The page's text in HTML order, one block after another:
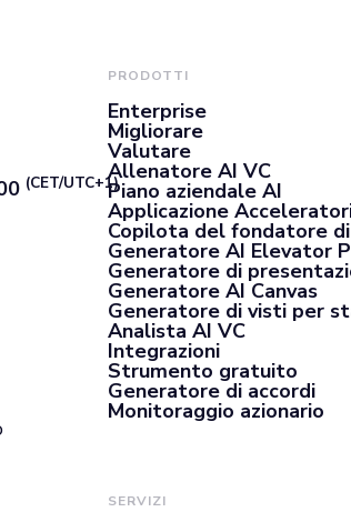
(CET/UTC+1)
PRODOTTI
Enterprise
Migliorare
Valutare
Allenatore AI VC
Piano aziendale AI
Applicazione
Copilota del fondatore
Generatore AI Elevator
Generatore di
Generatore AI Canvas
Generatore di visti per
Analista AI VC
Integrazioni
Strumento gratuito
Generatore di accordi
Monitoraggio azionario
SERVIZI